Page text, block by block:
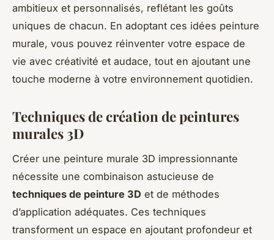
ambitieux et personnalisés, reflétant les goûts
uniques de chacun. En adoptant ces idées peinture
murale, vous pouvez réinventer votre espace de
vie avec créativité et audace, tout en ajoutant une
touche moderne à votre environnement quotidien.
Techniques de création de peintures
murales 3D
Créer une peinture murale 3D impressionnante
nécessite une combinaison astucieuse de
techniques de peinture 3D et de méthodes
d’application adéquates. Ces techniques
transforment un espace en ajoutant profondeur et